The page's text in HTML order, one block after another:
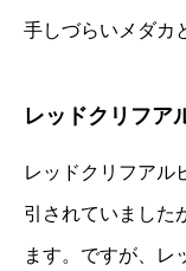
手しづらいメダカ
レッドクリフア
レッドクリフアル
引されていました
ます。ですが、レ